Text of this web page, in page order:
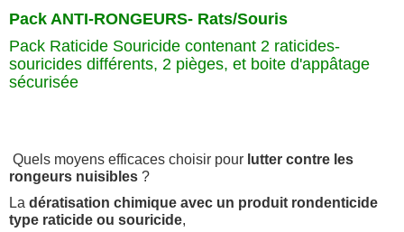
Pack ANTI-RONGEURS- Rats/Souris
Pack Raticide Souricide contenant 2 raticides-
souricides différents, 2 pièges, et boite d'appâtage
sécurisée
Quels moyens efficaces choisir pour lutter contre les
rongeurs nuisibles ?
La dératisation chimique avec un produit rondenticide
type raticide ou souricide,